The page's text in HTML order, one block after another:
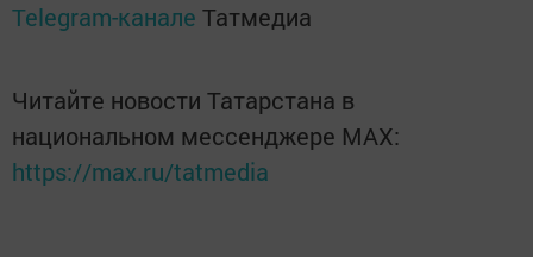
Telegram-канале Татмедиа
Читайте новости Татарстана в
национальном мессенджере MАХ:
https://max.ru/tatmedia